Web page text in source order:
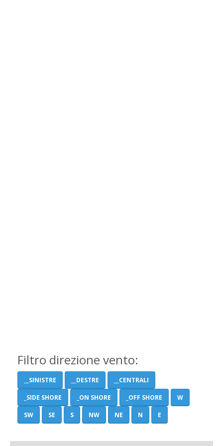
Filtro direzione vento:
__SINISTRE __DESTRE __CENTRALI
_SIDE SHORE _ON SHORE _OFF SHORE W
SW SE S NW NE N E